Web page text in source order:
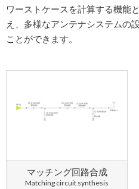
ワーストケースを計算する機能
え、多様なアンテナシステムの
ことができます。
マッチング回路合成
Matching circuit synthesis